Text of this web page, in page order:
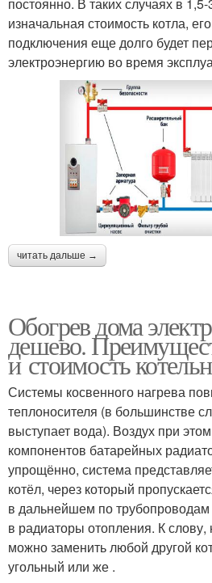
постоянно. В таких случаях в
изначальная стоимость котла,
подключения еще долго будет
электроэнергию во время
читать дальше →
Обогрев дома
дешево.
и стоимость
Системы косвенного нагрева
теплоносителя (в большинстве
выступает вода). Воздух при
компонентов батарейных
упрощённо, система
котёл, через который
в дальнейшем по
в радиаторы отопления. К слову,
можно заменить любой другой
угольный или же .